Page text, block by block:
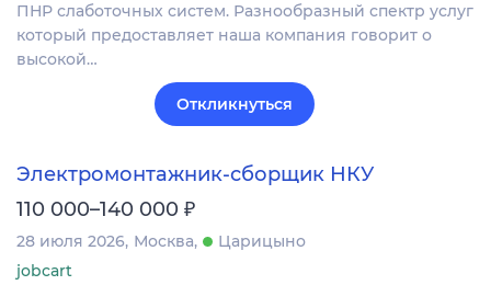
ПНР слаботочных систем. Разнообразный спектр услуг
который предоставляет наша компания говорит о
высокой…
Откликнуться
Электромонтажник-сборщик НКУ
110 000–140 000 ₽
28 июля 2026 Москва
Царицыно
jobcart